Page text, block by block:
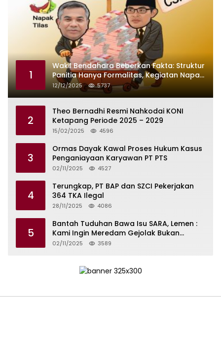
1
Wakil Bendahara Beberkan Fakta: Struktur
Panitia Hanya Formalitas, Kegiatan Napak
Tilas Dikendalikan Martin dan Kamboja
12/12/2025 5737
2
Theo Bernadhi Resmi Nahkodai KONI
Ketapang Periode 2025 – 2029
15/02/2025 4596
3
Ormas Dayak Kawal Proses Hukum Kasus
Penganiayaan Karyawan PT PTS
02/11/2025 4527
4
Terungkap, PT BAP dan SZCI Pekerjakan
364 TKA Ilegal
28/11/2025 4086
5
Bantah Tuduhan Bawa Isu SARA, Lemen :
Kami Ingin Meredam Gejolak Bukan
Memperkeruh
02/11/2025 3589